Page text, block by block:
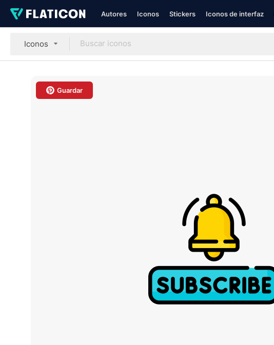
Autores Iconos Stickers Iconos de interfaz
Iconos
Guardar